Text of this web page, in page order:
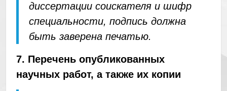
диссертации соискателя и шифр
специальности, подпись должна
быть заверена печатью.
7. Перечень опубликованных
научных работ, а также их копии